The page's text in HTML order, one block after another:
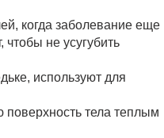
когда заболевание еще
не усугубить
используют для
поверхность тела теплым